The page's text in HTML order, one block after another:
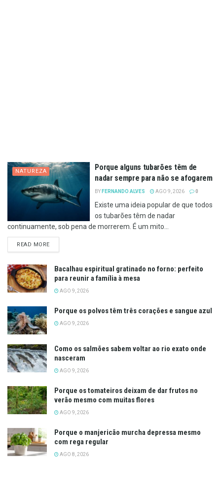
NATUREZA
Porque alguns tubarões têm de
nadar sempre para não se afogarem
BY FERNANDO ALVES AGO 9, 2026 0
Existe uma ideia popular de que todos
os tubarões têm de nadar
continuamente, sob pena de morrerem. É um mito...
READ MOREDETAILS
Bacalhau espiritual gratinado no forno: perfeito
para reunir a família à mesa
AGO 9, 2026
Porque os polvos têm três corações e sangue azul
AGO 9, 2026
Como os salmões sabem voltar ao rio exato onde
nasceram
AGO 9, 2026
Porque os tomateiros deixam de dar frutos no
verão mesmo com muitas flores
AGO 9, 2026
Porque o manjericão murcha depressa mesmo
com rega regular
AGO 8, 2026